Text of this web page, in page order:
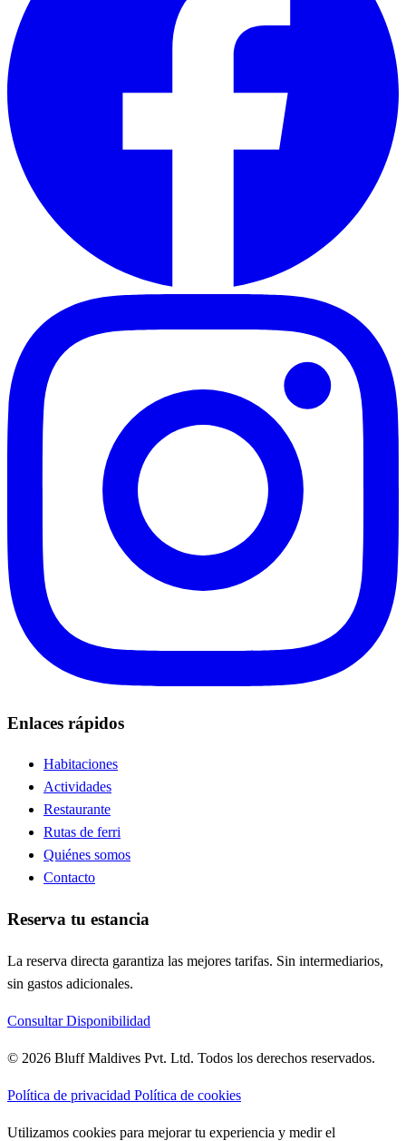
Enlaces rápidos
Habitaciones
Actividades
Restaurante
Rutas de ferri
Quiénes somos
Contacto
Reserva tu estancia
La reserva directa garantiza las mejores tarifas. Sin intermediarios,
sin gastos adicionales.
Consultar Disponibilidad
© 2026 Bluff Maldives Pvt. Ltd. Todos los derechos reservados.
Política de privacidad Política de cookies
Utilizamos cookies para mejorar tu experiencia y medir el